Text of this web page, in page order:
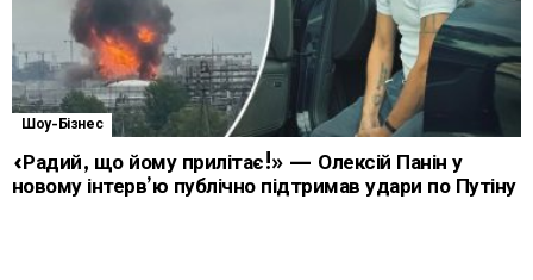
Шоу-Бізнес
«Радий, що йому прилітає!» — Олексій Панін у
новому інтерв’ю публічно підтримав удари по Путіну